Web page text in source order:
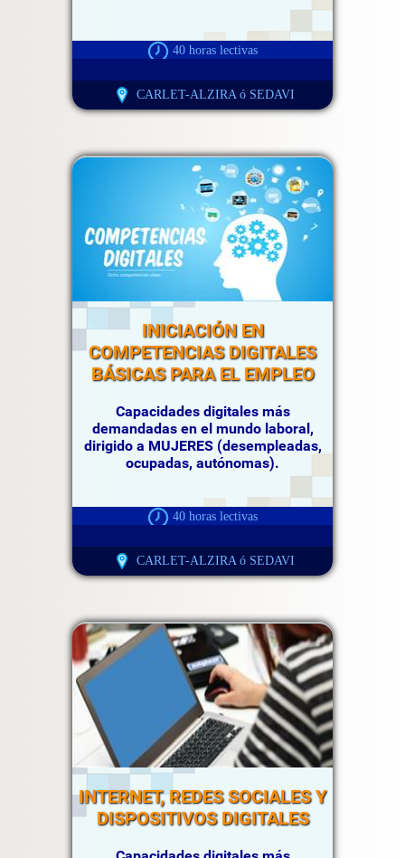
40 horas lectivas
CARLET-ALZIRA ó SEDAVI
INICIACIÓN EN
COMPETENCIAS DIGITALES
BÁSICAS PARA EL EMPLEO
Capacidades digitales más
demandadas en el mundo laboral,
dirigido a MUJERES (desempleadas,
ocupadas, autónomas).
40 horas lectivas
CARLET-ALZIRA ó SEDAVI
INTERNET, REDES SOCIALES Y
DISPOSITIVOS DIGITALES